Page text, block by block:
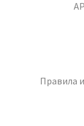
Правила